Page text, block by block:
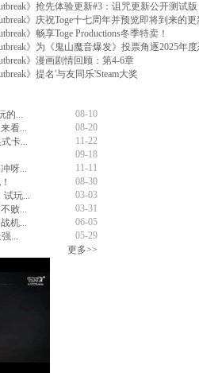
》抢先体验更新#3：诅咒更新公开测试版
》庆祝Toge十七周年并预览即将到来的更
》畅享Toge Productions冬季特卖！
》为《鬼山魔音爆发》投票角逐2025年
》漫画剧情回顾：第4-6章
》提名'与友同乐'Steam大奖
08-10
的...
08-20
看...
11-22
卡...
09-18
11-11
呀...
08-30
03-03
试玩...
03-31
败...
06-05
机...
05-29
...
更多>>